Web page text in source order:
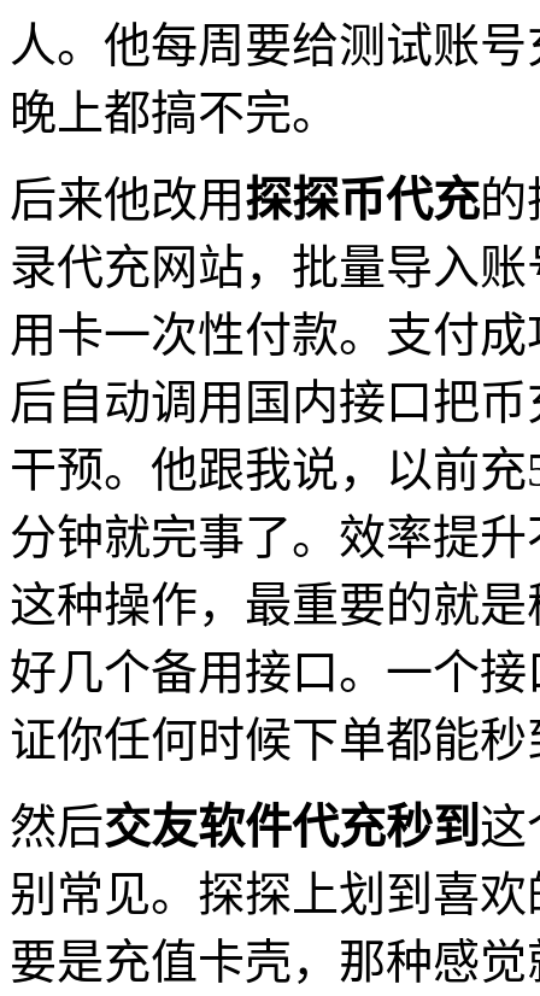
人。他每周要给测试账
晚上都搞不完。
后来他改用探探币代充
录代充网站，批量导入
用卡一次性付款。支付
后自动调用国内接口把
干预。他跟我说，以前
分钟就完事了。效率提
这种操作，最重要的就
好几个备用接口。一个
证你任何时候下单都能秒
然后交友软件代充秒到这
别常见。探探上划到喜
要是充值卡壳，那种感